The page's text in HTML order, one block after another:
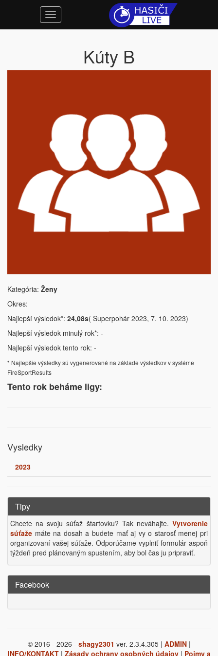
Kúty B
Kategória: Ženy
Okres:
Najlepší výsledok*: 24,08s( Superpohár 2023, 7. 10. 2023)
Najlepší výsledok minulý rok*: -
Najlepší výsledok tento rok: -
* Najlepšie výsledky sú vygenerované na základe výsledkov v systéme
FireSportResults
Tento rok beháme ligy:
Vysledky
2023
Tipy
Chcete na svoju súťaž štartovku? Tak neváhajte. Vytvorenie
súťaže máte na dosah a budete mať aj vy o starosť menej pri
organizovaní vašej súťaže. Odporúčame vyplniť formulár aspoň
týždeň pred plánovaným spustením, aby bol čas ju pripraviť.
Facebook
© 2016 - 2026 - shagy2301 ver. 2.3.4.305 | ADMIN|
INFO/KONTAKT| Zásady ochrany osobných údajov| Pojmy a